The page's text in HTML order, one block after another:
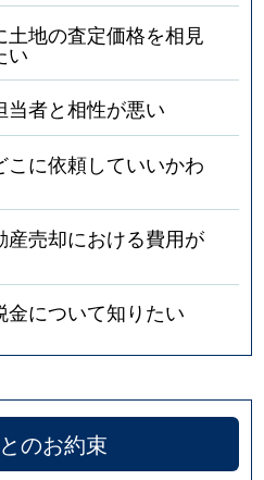
地の査定価格を相見
い
者と相性が悪い
こに依頼していいかわ
産売却における費用が
金について知りたい
のお約束